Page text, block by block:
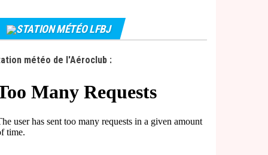
STATION MÉTÉO LFBJ
météo de l'Aéroclub :